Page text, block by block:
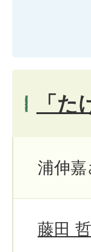
「
浦伸嘉
藤田